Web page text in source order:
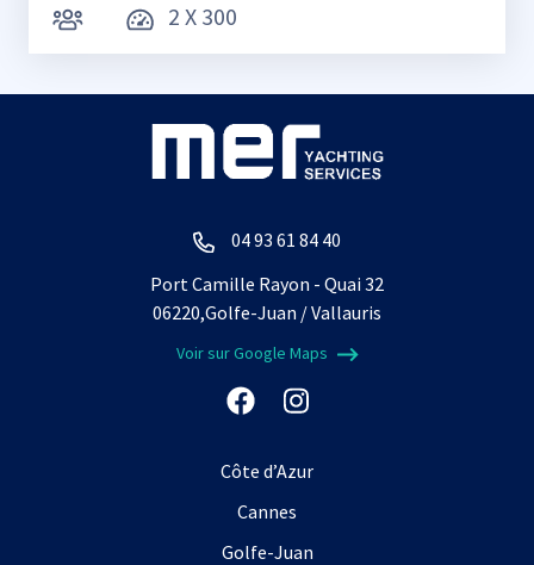
2 X 300
04 93 61 84 40
Port Camille Rayon - Quai 32
06220,Golfe-Juan / Vallauris
Voir sur Google Maps
Côte d’Azur
Cannes
Golfe-Juan